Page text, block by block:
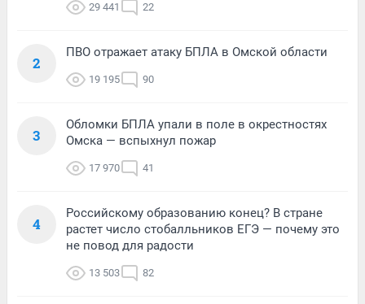
29 441 22
2
ПВО отражает атаку БПЛА в Омской области
19 195 90
3
Обломки БПЛА упали в поле в окрестностях
Омска — вспыхнул пожар
17 970 41
4
Российскому образованию конец? В стране
растет число стобалльников ЕГЭ — почему это
не повод для радости
13 503 82